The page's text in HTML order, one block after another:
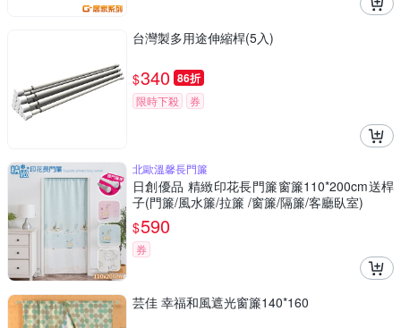
台灣製多用途伸縮桿(5入)
$340 86折
限時下殺 券
北歐溫馨長門簾
日創優品 精緻印花長門簾窗簾110*200cm送桿
子(門簾/風水簾/拉簾 /窗簾/隔簾/客廳臥室)
$590
券
芸佳 幸福和風遮光窗簾140*160